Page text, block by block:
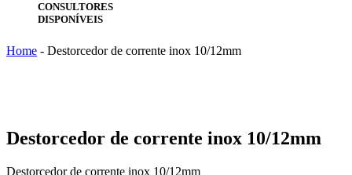
CONSULTORES
DISPONÍVEIS
Home - Destorcedor de corrente inox 10/12mm
Destorcedor de corrente inox 10/12mm
Destorcedor de corrente inox 10/12mm